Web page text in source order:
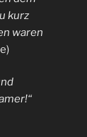
kurz
waren